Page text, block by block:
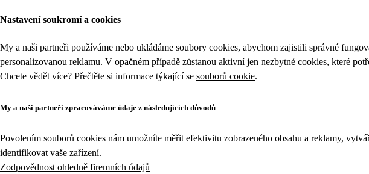
Nastavení soukromí a cookies
My a naši partneři používáme nebo ukládáme soubory cookies, abychom zajistili správné
personalizovanou reklamu. V opačném případě zůstanou aktivní jen nezbytné cookies, které
Chcete vědět více? Přečtěte si informace týkající se souborů cookie.
My a naši partneři zpracováváme údaje z následujících důvodů
Povolením souborů cookies nám umožníte měřit efektivitu zobrazeného obsahu a reklamy,
identifikovat vaše zařízení.
Zodpovědnost ohledně firemních údajů